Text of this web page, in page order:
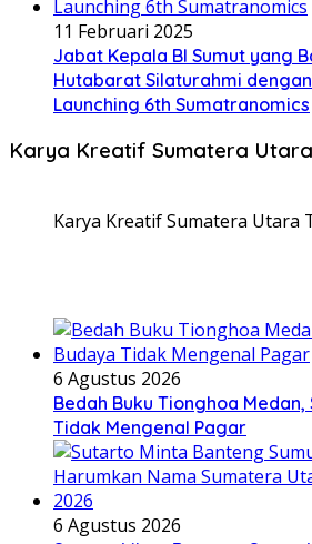
11 Februari 2025
Jabat Kepala BI Sumut yang
Hutabarat Silaturahmi
Launching 6th Sumatranomics
Karya Kreatif Sumatera Utara
Karya Kreatif Sumatera Utara
6 Agustus 2026
Bedah Buku Tionghoa Medan,
Tidak Mengenal Pagar
6 Agustus 2026